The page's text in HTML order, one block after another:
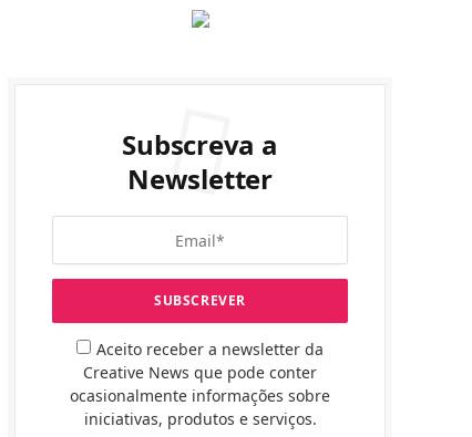
Subscreva a
Newsletter
Aceito receber a newsletter da
Creative News que pode conter
ocasionalmente informações sobre
iniciativas, produtos e serviços.